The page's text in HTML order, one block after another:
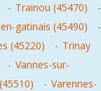
- Trainou (45470)
-
gatinais (45490)
-
(45220)
- Trinay
- Vannes-sur-
- Varennes-